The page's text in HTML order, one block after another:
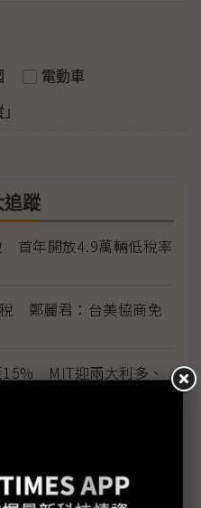
電動車
追蹤
首年開放4.9萬輛低稅率
鄭麗君：台美協商免
MIT迎兩大利多、
關鍵 尚騰看好2H26車市